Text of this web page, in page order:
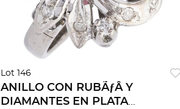
Lot 146
ANILLO CON RUBÃƒÂ Y
DIAMANTES EN PLATA